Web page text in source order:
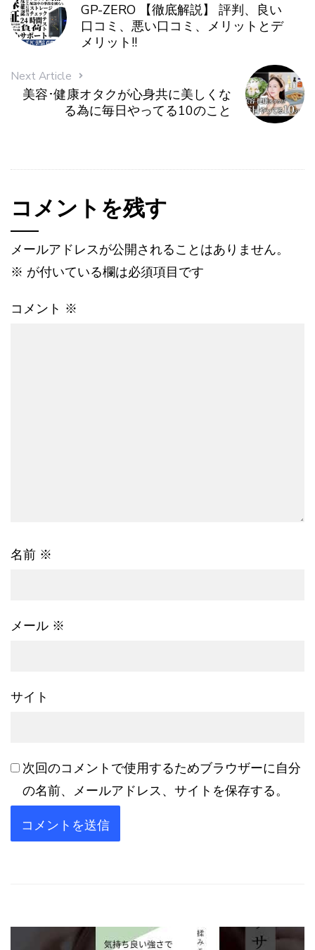
GP-ZERO 【徹底解説】 評判、良い
口コミ、悪い口コミ、メリットとデ
メリット!!
Next Article
美容･健康オタクが心身共に美しくな
る為に毎日やってる10のこと
コメントを残す
メールアドレスが公開されることはありません。
※ が付いている欄は必須項目です
コメント ※
名前 ※
メール ※
サイト
次回のコメントで使用するためブラウザーに自分
の名前、メールアドレス、サイトを保存する。